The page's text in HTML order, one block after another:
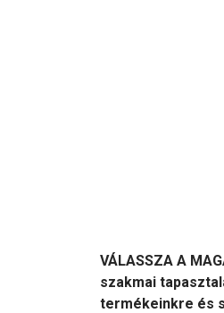
VÁLASSZA A
szakmai
termékeinkre és